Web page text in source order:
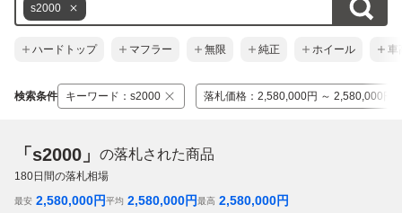
s2000
ハードトップ マフラー 無限 純正 ホイール 車
検索条件 キーワード ： s2000 落札価格 ： 2,580,000円 ～ 2,580,000円
「s2000」 の落札された商品
180日間の落札相場
最安 2,580,000円平均 2,580,000円最高 2,580,000円